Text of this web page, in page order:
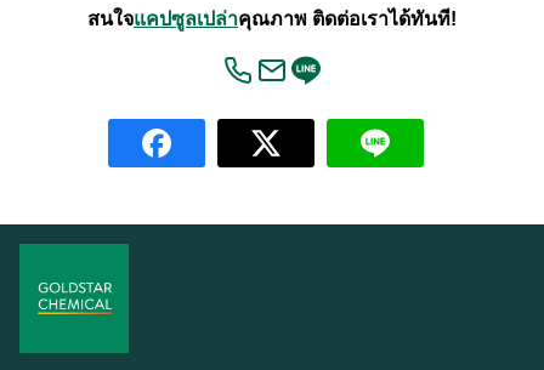
สนใจแคปซูลเปล่าคุณภาพ ติดต่อเราได้ทันที!